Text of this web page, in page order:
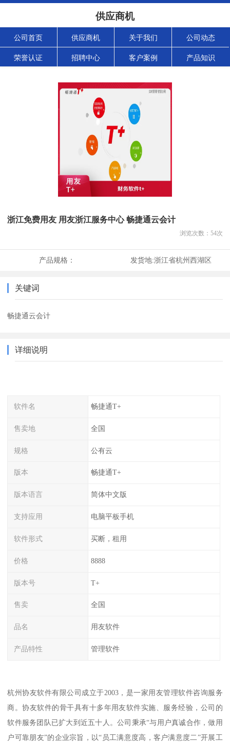
供应商机
公司首页 供应商机 关于我们 公司动态
荣誉认证 招聘中心 客户案例 产品知识
浙江免费用友 用友浙江服务中心 畅捷通云会计
浏览次数： 54次
产品规格： 发货地:浙江省杭州西湖区
关键词
畅捷通云会计
详细说明
软件名 畅捷通T+
售卖地 全国
规格 公有云
版本 畅捷通T+
版本语言 简体中文版
支持应用 电脑平板手机
软件形式 买断，租用
价格 8888
版本号 T+
售卖 全国
品名 用友软件
产品特性 管理软件
杭州协友软件有限公司成立于2003，是一家用友管理软件咨询服务
商。协友软件的骨干具有十多年用友软件实施、服务经验，公司的
软件服务团队已扩大到近五十人。公司秉承“与用户真诚合作，做用
户可靠朋友”的企业宗旨，以“员工满意度高，客户满意度二”开展工